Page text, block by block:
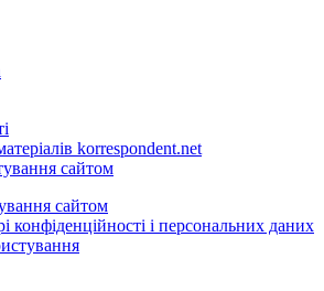
korrespondent.net
сайтом
сайтом
конфіденційності і персональних даних